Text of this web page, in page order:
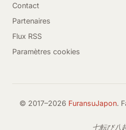
Contact
Partenaires
Flux RSS
Paramètres cookies
© 2017–2026 FuransuJapon.
七転び八